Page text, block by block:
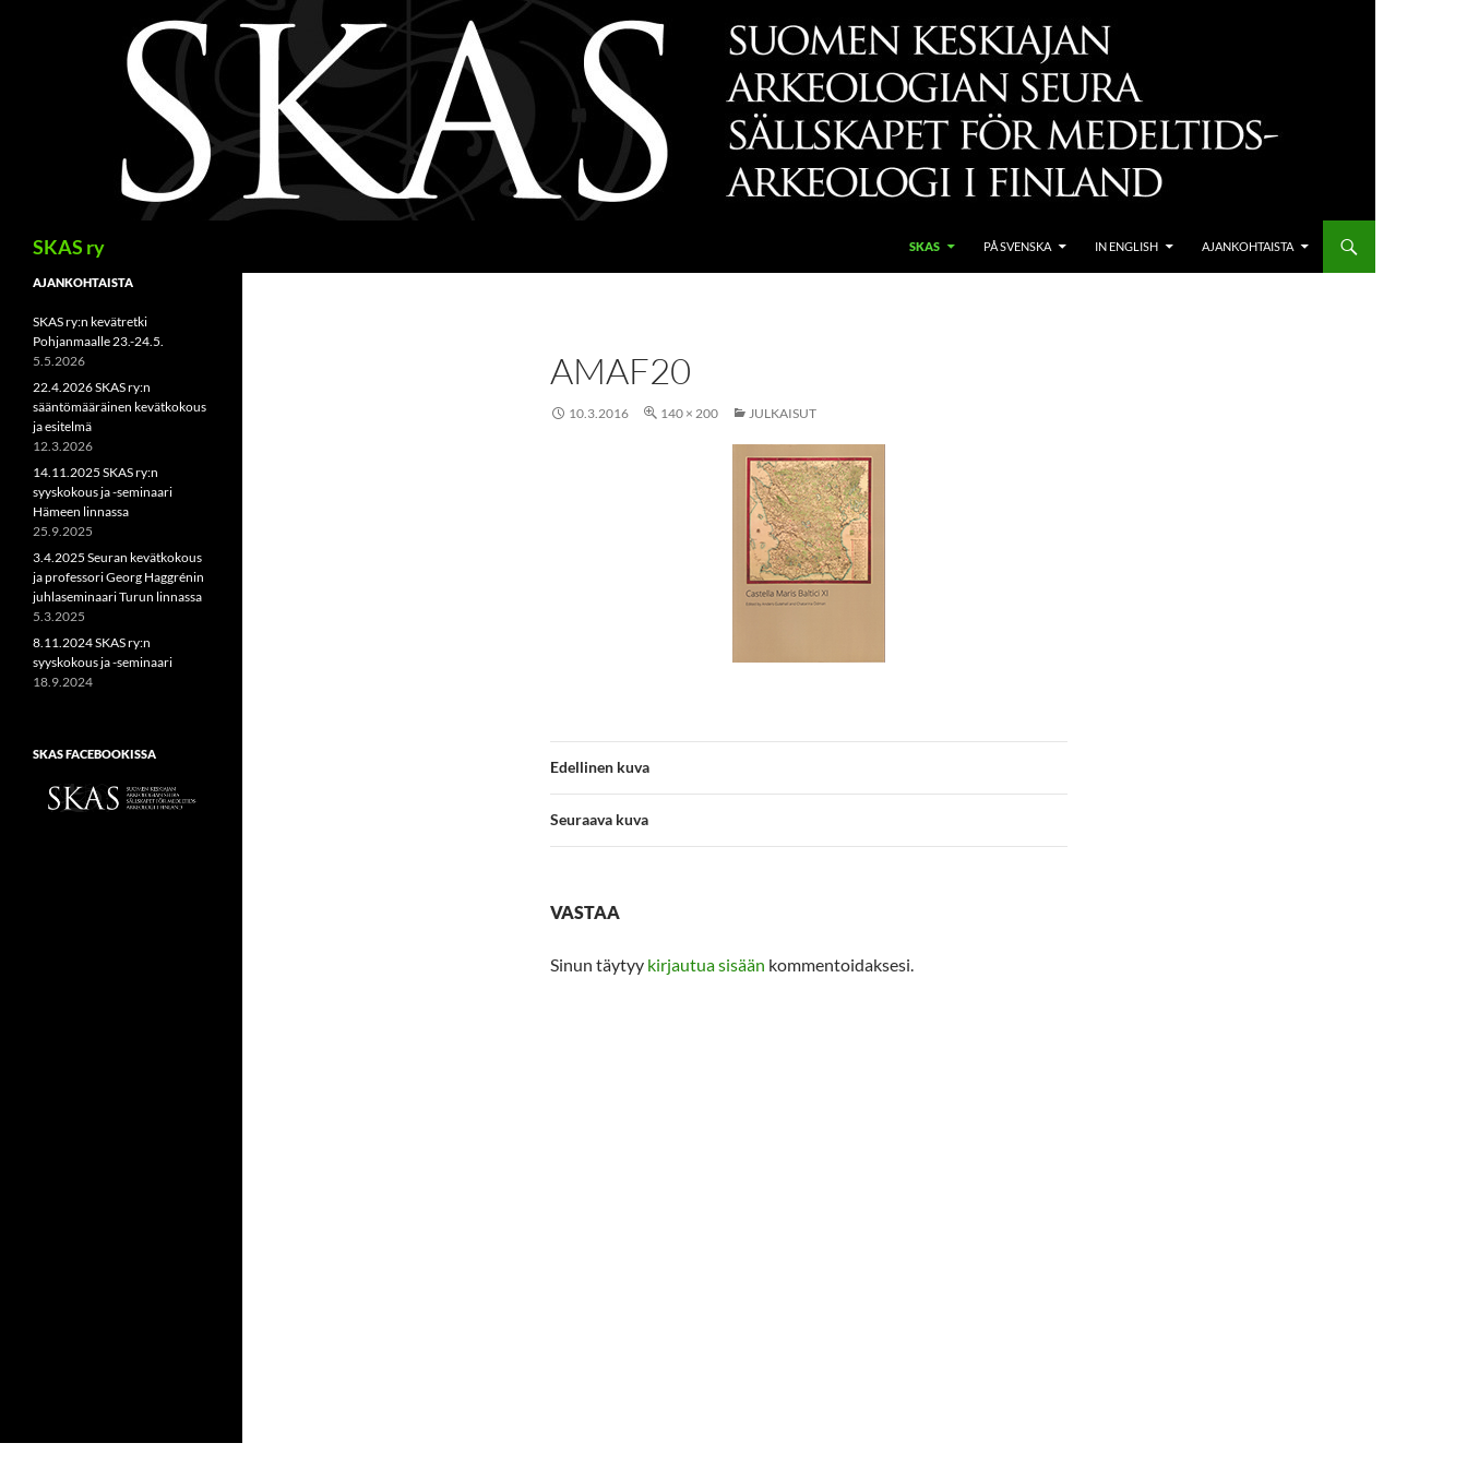
SKAS ry SKAS PÅ SVENSKA IN ENGLISH AJANKOHTAISTA
AMAF20
10.3.2016 140 × 200 JULKAISUT
Edellinen kuva
Seuraava kuva
VASTAA
Sinun täytyy kirjautua sisään kommentoidaksesi.
AJANKOHTAISTA
SKAS ry:n kevätretki
Pohjanmaalle 23.-24.5.
5.5.2026
22.4.2026 SKAS ry:n
sääntömääräinen kevätkokous
ja esitelmä
12.3.2026
14.11.2025 SKAS ry:n
syyskokous ja -seminaari
Hämeen linnassa
25.9.2025
3.4.2025 Seuran kevätkokous
ja professori Georg Haggrénin
juhlaseminaari Turun linnassa
5.3.2025
8.11.2024 SKAS ry:n
syyskokous ja -seminaari
18.9.2024
SKAS FACEBOOKISSA